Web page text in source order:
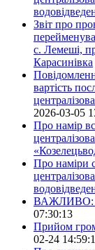
Звіт про
с. Лемеші,
Карасинівка
вартість
2026-03-05
Про намір
Про наміри
ВАЖЛИВО:
07:30:13
Прийом
02-24